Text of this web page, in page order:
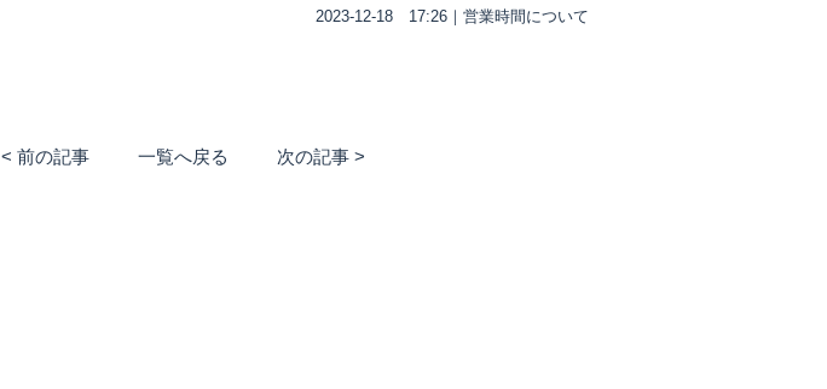
2023-12-18 17:26｜ 営業時間について
< 前の記事 一覧へ戻る 次の記事 >